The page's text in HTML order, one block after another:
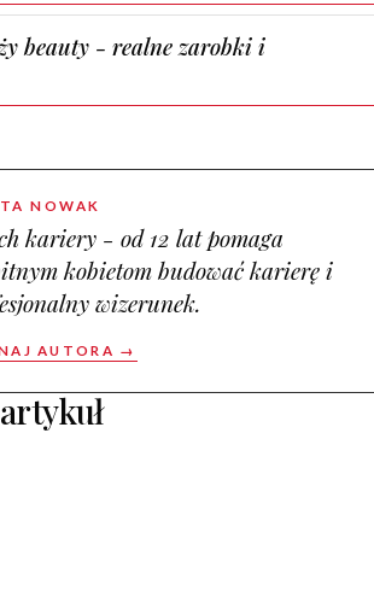
beauty - realne zarobki i
NOWAK
kariery - od 12 lat pomaga
kobietom budować karierę i
wizerunek.
AUTORA →